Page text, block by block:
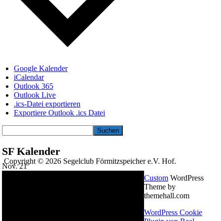
Google Kalender
iCalendar
Outlook 365
Outlook Live
.ics-Datei exportieren
Exportiere Outlook .ics Datei
Suchen
SF Kalender
Nov.21
Copyright © 2026 Segelclub Förmitzspeicher e.V. Hof.
CustomWordPress
Theme by
themehall.com
WordPress Cookie